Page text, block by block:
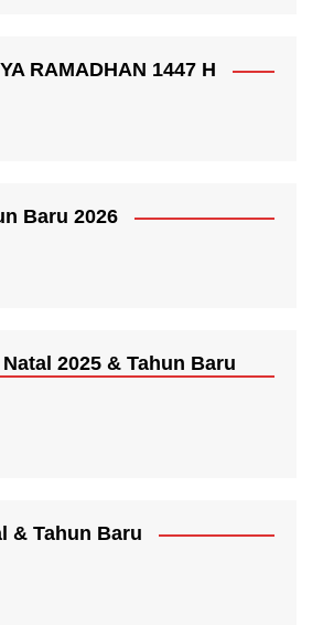
RAMADHAN 1447 H
Baru 2026
2025 & Tahun Baru
& Tahun Baru